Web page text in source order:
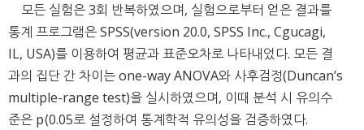
모든 실험은 3회 반복하였으며, 실험으로부터 얻은 결과를
통계 프로그램은 SPSS(version 20.0, SPSS Inc., Cgucagi,
IL, USA)를 이용하여 평균과 표준오차로 나타내었다. 모든 결
과의 집단 간 차이는 one-way ANOVA와 사후검정(Duncan’s
multiple-range test)을 실시하였으며, 이때 분석 시 유의수
준은 p⟨0.05로 설정하여 통계학적 유의성을 검증하였다.